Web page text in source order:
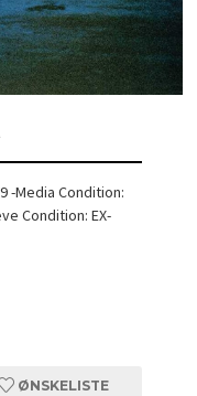
-Media Condition:
Condition: EX-
ØNSKELISTE